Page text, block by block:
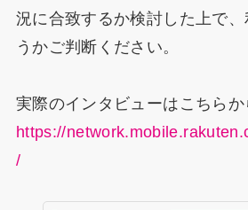
況に合致するか検討した上で
うかご判断ください。
実際のインタビューはこちらか
https://
/